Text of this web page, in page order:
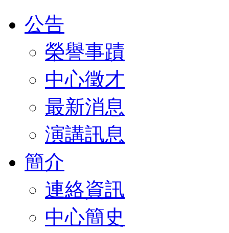
公告
榮譽事蹟
中心徵才
最新消息
演講訊息
簡介
連絡資訊
中心簡史